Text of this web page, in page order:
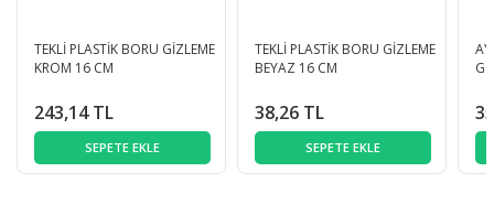
TEKLİ PLASTİK BORU GİZLEME
KROM 16 CM
243,14 TL
SEPETE EKLE
TEKLİ PLASTİK BORU GİZLEME
BEYAZ 16 CM
38,26 TL
SEPETE EKLE